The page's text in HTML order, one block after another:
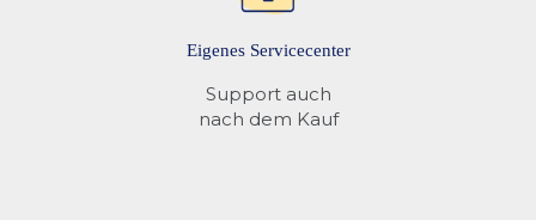
Eigenes Servicecenter
Support auch
nach dem Kauf